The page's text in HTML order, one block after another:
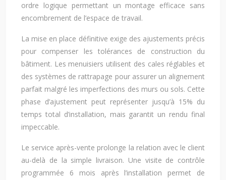
ordre logique permettant un montage efficace sans
encombrement de l’espace de travail.
La mise en place définitive exige des ajustements précis
pour compenser les tolérances de construction du
bâtiment. Les menuisiers utilisent des cales réglables et
des systèmes de rattrapage pour assurer un alignement
parfait malgré les imperfections des murs ou sols. Cette
phase d’ajustement peut représenter jusqu’à 15% du
temps total d’installation, mais garantit un rendu final
impeccable.
Le service après-vente prolonge la relation avec le client
au-delà de la simple livraison. Une visite de contrôle
programmée 6 mois après l’installation permet de